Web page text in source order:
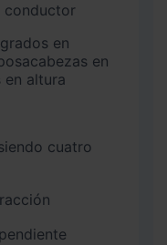
conductor
en
en altura